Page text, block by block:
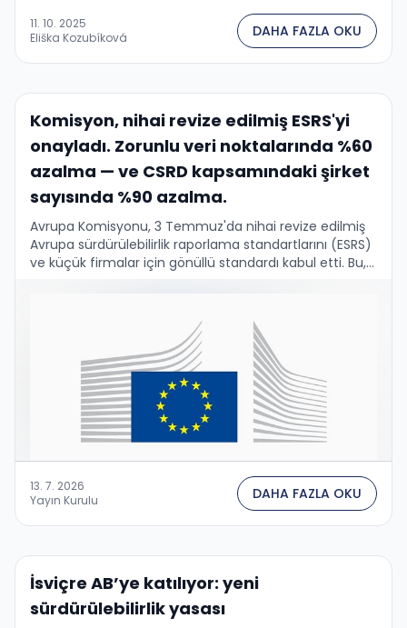
11. 10. 2025
Eliška Kozubíková
DAHA FAZLA OKU
Komisyon, nihai revize edilmiş ESRS'yi
onayladı. Zorunlu veri noktalarında %60
azalma — ve CSRD kapsamındaki şirket
sayısında %90 azalma.
Avrupa Komisyonu, 3 Temmuz'da nihai revize edilmiş
Avrupa sürdürülebilirlik raporlama standartlarını (ESRS)
ve küçük firmalar için gönüllü standardı kabul etti. Bu,
13. 7. 2026
Yayın Kurulu
DAHA FAZLA OKU
İsviçre AB’ye katılıyor: yeni
sürdürülebilirlik yasası